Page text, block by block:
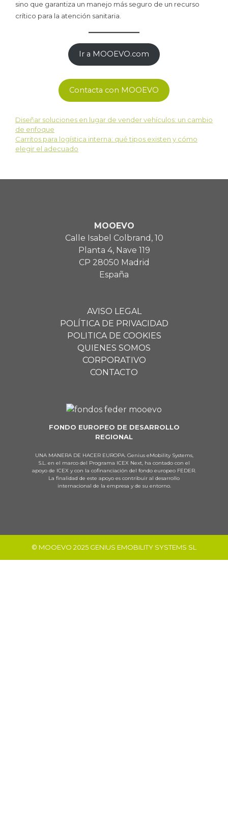
sino que garantiza un manejo más seguro de un recurso
crítico para la atención sanitaria.
Ir a MOOEVO.com
Contacta con MOOEVO
Diseñar soluciones en lugar de vender vehículos: un cambio
de enfoque
Carritos para logística interna: qué tipos existen y cómo
elegir el adecuado
MOOEVO
Calle Isabel Colbrand, 10
Planta 4, Nave 119
CP 28050 Madrid
España
AVISO LEGAL
POLÍTICA DE PRIVACIDAD
POLITICA DE COOKIES
QUIENES SOMOS
CORPORATIVO
CONTACTO
FONDO EUROPEO DE DESARROLLO
REGIONAL
UNA MANERA DE HACER EUROPA. Genius eMobility Systems,
S.L. en el marco del Programa ICEX Next, ha contado con el
apoyo de ICEX y con la cofinanciación del fondo europeo FEDER.
La finalidad de este apoyo es contribuir al desarrollo
internacional de la empresa y de su entorno.
© MOOEVO 2025 GENIUS EMOBILITY SYSTEMS SL